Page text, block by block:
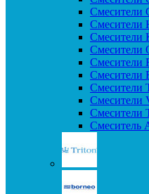
Смесители
Смесители
Смесители
Смесители
Смесители
Смесители
Смесители
Смесители
Смеситель